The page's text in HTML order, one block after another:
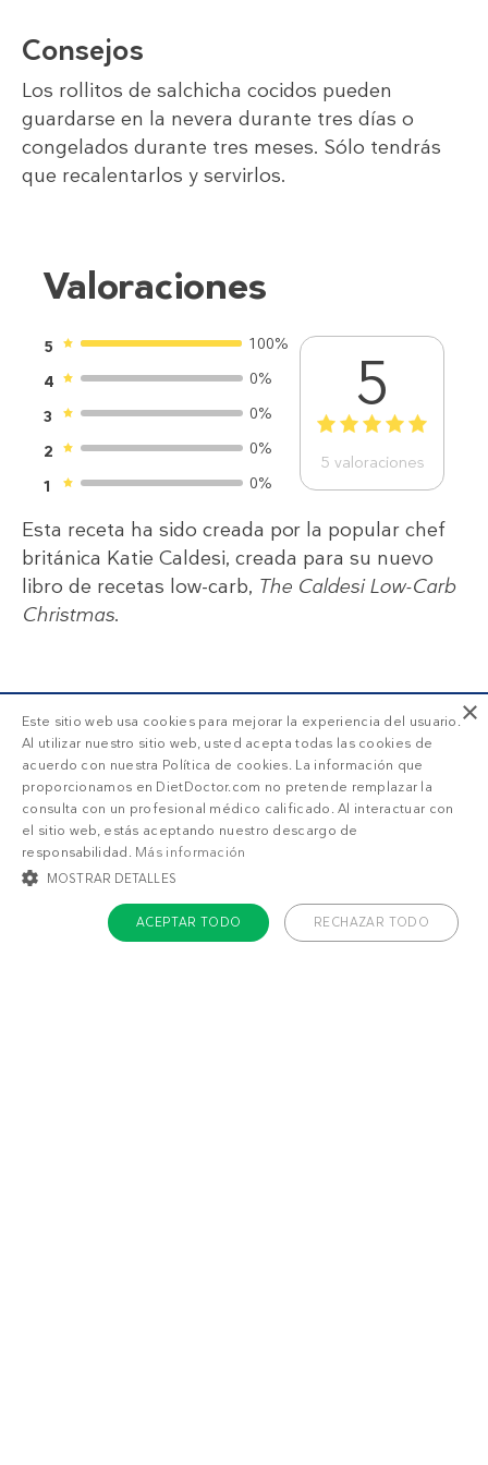
Consejos
Los rollitos de salchicha cocidos pueden
guardarse en la nevera durante tres días o
congelados durante tres meses. Sólo tendrás
que recalentarlos y servirlos.
Valoraciones
5
100%
4
0%
3
0%
2
0%
1
0%
5
1 2 3 4 5
5 valoraciones
Esta receta ha sido creada por la popular chef
británica Katie Caldesi, creada para su nuevo
libro de recetas low-carb, The Caldesi Low-Carb
Christmas.
SUSCRIPCIÓN DD+
Accede amenús personalizados
¡Haz una prueba GRATIS!
¿Qué estás buscando?
×
Este sitio web usa cookies para mejorar la experiencia del usuario.
Al utilizar nuestro sitio web, usted acepta todas las cookies de
acuerdo con nuestra Política de cookies. La información que
proporcionamos en DietDoctor.com no pretende remplazar la
consulta con un profesional médico calificado. Al interactuar con
el sitio web, estás aceptando nuestro descargo de
responsabilidad. Más información
MOSTRAR DETALLES
ACEPTAR TODO RECHAZAR TODO